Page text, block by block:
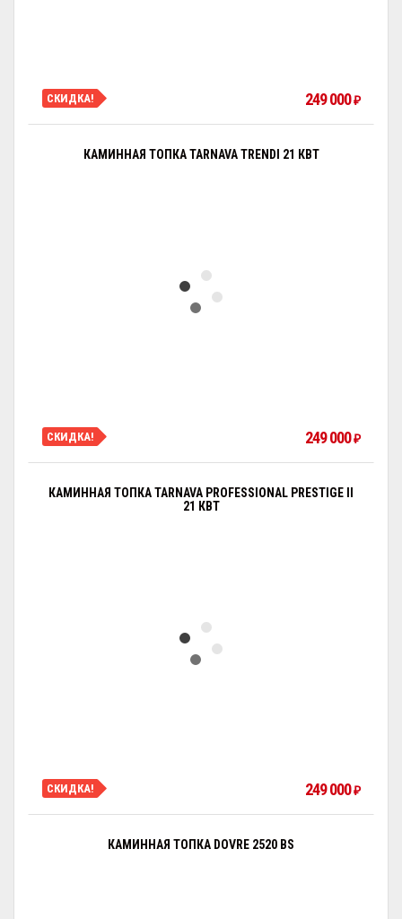
СКИДКА! 249 000₽
КАМИННАЯ ТОПКА TARNAVA TRENDI 21 КВТ
СКИДКА! 249 000₽
КАМИННАЯ ТОПКА TARNAVA PROFESSIONAL PRESTIGE II
21 КВТ
СКИДКА! 249 000₽
КАМИННАЯ ТОПКА DOVRE 2520 BS